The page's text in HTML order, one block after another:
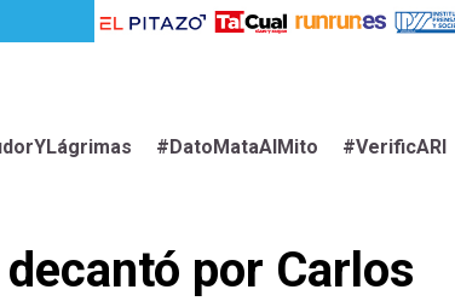
#DatoMataAlMito #VerificARI
por Carlos